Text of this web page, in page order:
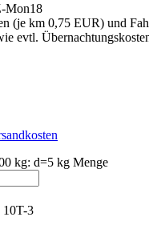
Mon18
(je km 0,75 EUR) und
evtl.
kg: d=5 kg Menge
3